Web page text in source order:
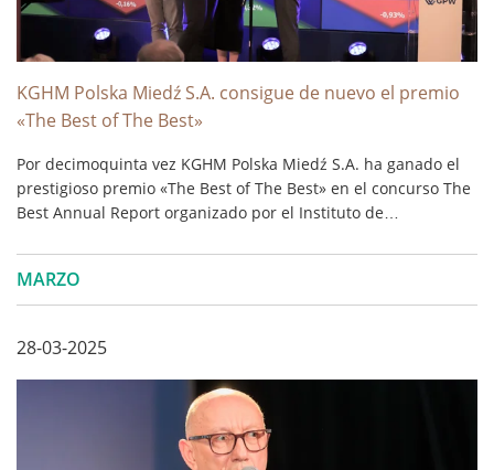
KGHM Polska Miedź S.A. consigue de nuevo el premio
«The Best of The Best»
Por decimoquinta vez KGHM Polska Miedź S.A. ha ganado el
prestigioso premio «The Best of The Best» en el concurso The
Best Annual Report organizado por el Instituto de
concedemos especial importancia a la calidad y transparencia
de nuestra comunicación con el mercado. ...
MARZO
28-03-2025